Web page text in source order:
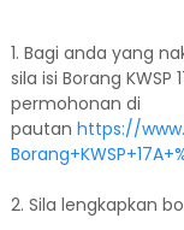
1. Bagi anda yang
sila isi Borang
permohonan di
pautan https://
2. Sila lengkapkan